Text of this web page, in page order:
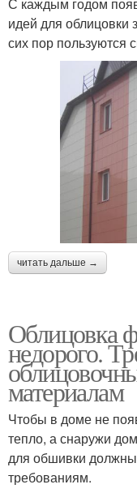
С каждым годом
идей для облицовки
сих пор пользуются
читать дальше →
Облицовка
недорого.
материалам
Чтобы в доме не
тепло, а снаружи
для обшивки
требованиям.